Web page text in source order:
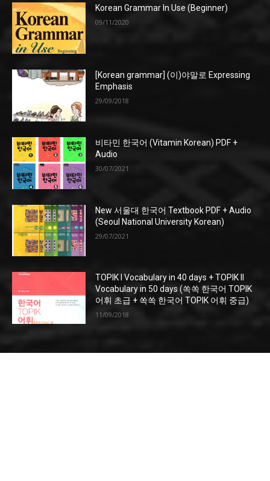
Korean Grammar In Use (Beginner)
09/11/2020
[Korean grammar] (이)야말로 Expressing
Emphasis
29/09/2018
비타민 한국어 (Vitamin Korean) PDF +
Audio
30/07/2021
New 서울대 한국어 Textbook PDF + Audio
(Seoul National University Korean)
29/07/2021
TOPIK I Vocabulary in 40 days + TOPIK II
Vocabulary in 50 days (쏙쏙 한국어 TOPIK
어휘 초급 + 쏙쏙 한국어 TOPIK 어휘 중급)
11/09/2018